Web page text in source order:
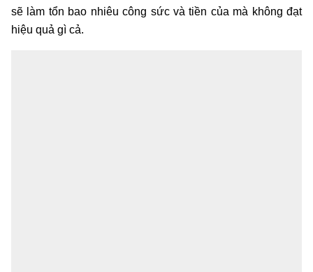
sẽ làm tổn bao nhiêu công sức và tiền của mà không đạt
hiệu quả gì cả.